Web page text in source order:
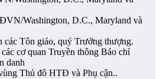
Washington, D.C., Maryland và
các Tôn giáo, quý Trưởng thượng.
cơ quan Truyền thông Báo chí
danh
Thủ đô HTĐ và Phụ cận..